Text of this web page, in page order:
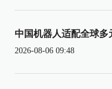
中国机器人适配全球多
2026-08-06 09:48